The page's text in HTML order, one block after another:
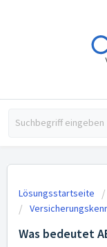
Lösungsstartseite
Was bedeutet